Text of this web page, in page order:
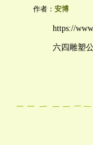
作者： 安博
https://
六四雕塑